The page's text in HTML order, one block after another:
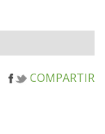
COMPARTIR